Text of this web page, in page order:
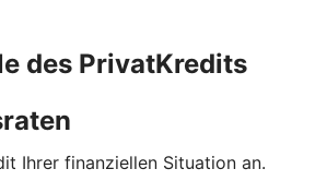
des PrivatKredits
Ihrer finanziellen Situation an.